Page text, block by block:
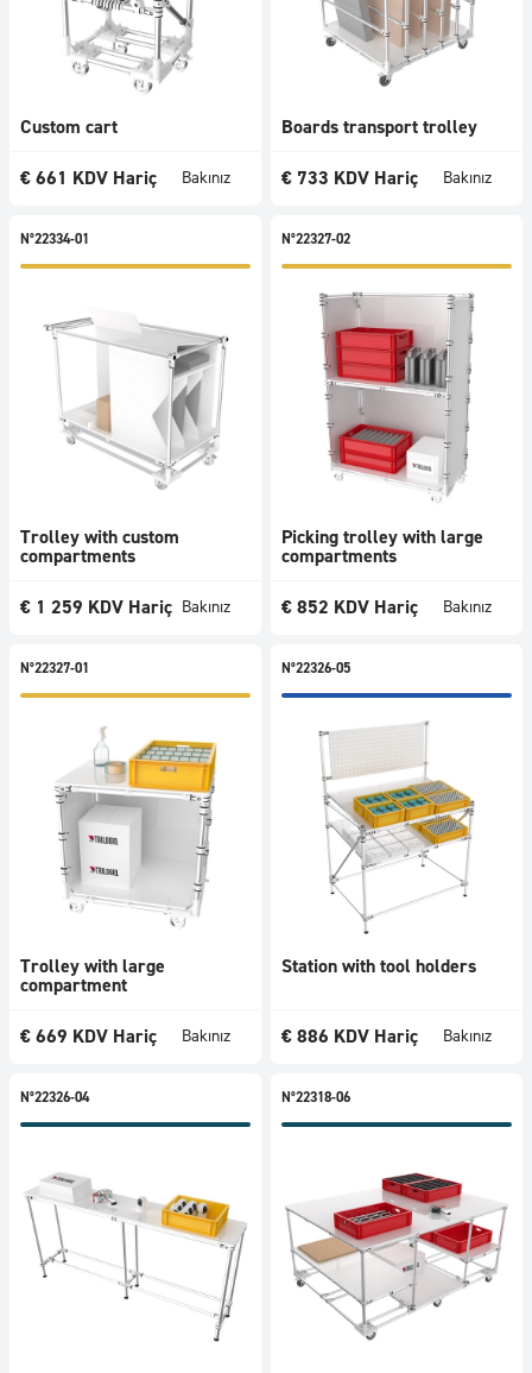
Custom cart
€ 661 KDV Hariç Bakınız
Boards transport trolley
€ 733 KDV Hariç Bakınız
N°22334-01
Trolley with custom
compartments
€ 1 259 KDV Hariç Bakınız
N°22327-02
Picking trolley with large
compartments
€ 852 KDV Hariç Bakınız
N°22327-01
Trolley with large
compartment
€ 669 KDV Hariç Bakınız
N°22326-05
Station with tool holders
€ 886 KDV Hariç Bakınız
N°22326-04 N°22318-06